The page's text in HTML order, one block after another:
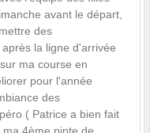
avant le départ,
des
la ligne d'arrivée
ma course en
pour l'année
des
( Patrice a bien fait